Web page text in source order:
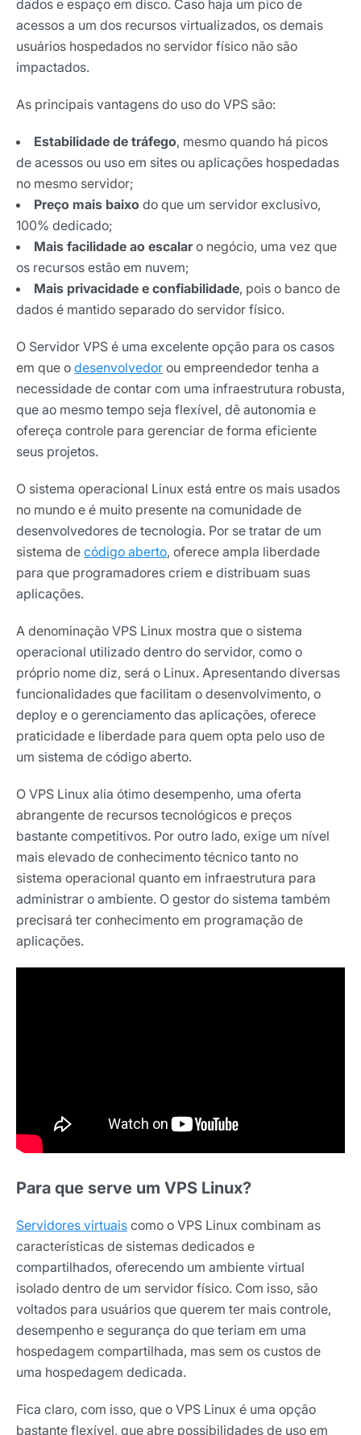
dados e espaço em disco. Caso haja um pico de
acessos a um dos recursos virtualizados, os demais
usuários hospedados no servidor físico não são
impactados.
As principais vantagens do uso do VPS são:
Estabilidade de tráfego, mesmo quando há picos
de acessos ou uso em sites ou aplicações hospedadas
no mesmo servidor;
Preço mais baixo do que um servidor exclusivo,
100% dedicado;
Mais facilidade ao escalar o negócio, uma vez que
os recursos estão em nuvem;
Mais privacidade e confiabilidade, pois o banco de
dados é mantido separado do servidor físico.
O Servidor VPS é uma excelente opção para os casos
em que o desenvolvedor ou empreendedor tenha a
necessidade de contar com uma infraestrutura robusta,
que ao mesmo tempo seja flexível, dê autonomia e
ofereça controle para gerenciar de forma eficiente
seus projetos.
O sistema operacional Linux está entre os mais usados
no mundo e é muito presente na comunidade de
desenvolvedores de tecnologia. Por se tratar de um
sistema de código aberto, oferece ampla liberdade
para que programadores criem e distribuam suas
aplicações.
A denominação VPS Linux mostra que o sistema
operacional utilizado dentro do servidor, como o
próprio nome diz, será o Linux. Apresentando diversas
funcionalidades que facilitam o desenvolvimento, o
deploy e o gerenciamento das aplicações, oferece
praticidade e liberdade para quem opta pelo uso de
um sistema de código aberto.
O VPS Linux alia ótimo desempenho, uma oferta
abrangente de recursos tecnológicos e preços
bastante competitivos. Por outro lado, exige um nível
mais elevado de conhecimento técnico tanto no
sistema operacional quanto em infraestrutura para
administrar o ambiente. O gestor do sistema também
precisará ter conhecimento em programação de
aplicações.
Para que serve um VPS Linux?
Servidores virtuais como o VPS Linux combinam as
características de sistemas dedicados e
compartilhados, oferecendo um ambiente virtual
isolado dentro de um servidor físico. Com isso, são
voltados para usuários que querem ter mais controle,
desempenho e segurança do que teriam em uma
hospedagem compartilhada, mas sem os custos de
uma hospedagem dedicada.
Fica claro, com isso, que o VPS Linux é uma opção
bastante flexível, que abre possibilidades de uso em